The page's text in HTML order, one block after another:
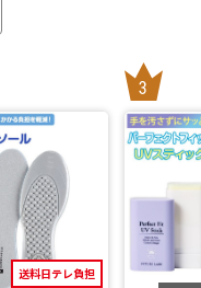
んの30年以上の足つ
う配置しており、EM
さを変え、小さく細か
強い刺激を与え、大
く短い突起でじっく
搭載
高周波のEMSを搭載。
送料日テレ負担